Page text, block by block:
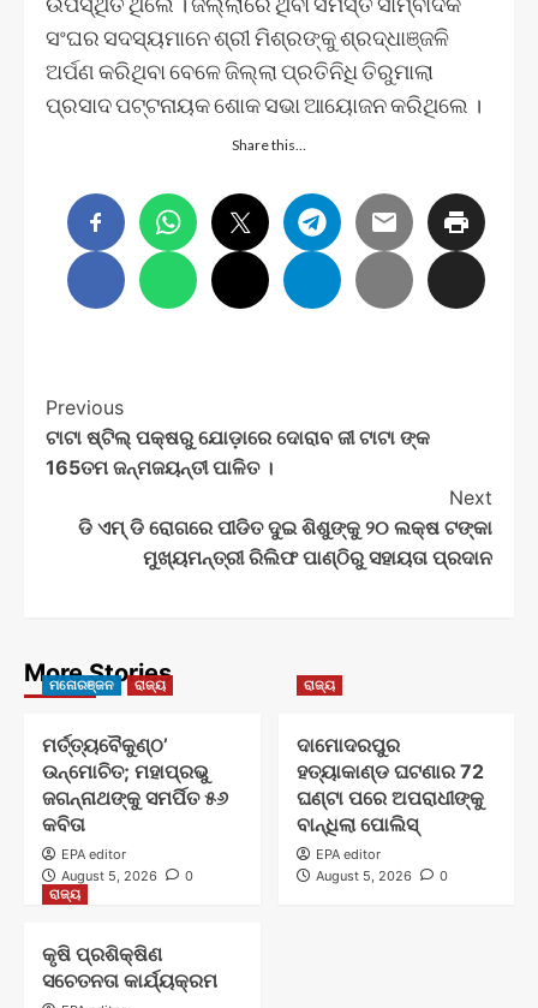
ସଂଘର ସଦସ୍ୟମାନେ ଶ୍ରୀ ମିଶ୍ରଙ୍କୁ ଶ୍ରଦ୍ଧାଞ୍ଜଳି
ଅର୍ପଣ କରିଥିବା ବେଳେ ଜିଲ୍ଲା ପ୍ରତିନିଧି ତିରୁମାଲା
ପ୍ରସାଦ ପଟ୍ଟନାୟକ ଶୋକ ସଭା ଆୟୋଜନ କରିଥିଲେ ।
Share this…
Post
Navigation
Previous
ଟାଟା ଷ୍ଟିଲ୍ ପକ୍ଷରୁ ଯୋଡ଼ାରେ ଦୋରାବ ଜୀ ଟାଟା ଙ୍କ
165ତମ ଜନ୍ମଜୟନ୍ତୀ ପାଳିତ ।
Next
ଡି ଏମ୍ ଡି ରୋଗରେ ପୀଡିତ ଦୁଇ ଶିଶୁଙ୍କୁ ୨୦ ଲକ୍ଷ ଟଙ୍କା
ମୁଖ୍ୟମନ୍ତ୍ରୀ ରିଲିଫ ପାଣ୍ଠିରୁ ସହାୟତା ପ୍ରଦାନ
More Stories
ମନୋରଞ୍ଜନ ରାଜ୍ୟ
ମର୍ତ୍ତ୍ୟବୈକୁଣ୍ଠ’
ଉନ୍ମୋଚିତ; ମହାପ୍ରଭୁ
ଜଗନ୍ନାଥଙ୍କୁ ସମର୍ପିତ ୫୬
କବିତା
EPA editor
August 5, 2026
0
ରାଜ୍ୟ
ଦାମୋଦରପୁର
ହତ୍ୟାକାଣ୍ଡ ଘଟଣାର 72
ଘଣ୍ଟା ପରେ ଅପରାଧୀଙ୍କୁ
ବାନ୍ଧିଲା ପୋଲିସ୍
EPA editor
August 5, 2026
0
ରାଜ୍ୟ
କୃଷି ପ୍ରଶିକ୍ଷିଣ
ସଚେତନତା କାର୍ଯ୍ୟକ୍ରମ